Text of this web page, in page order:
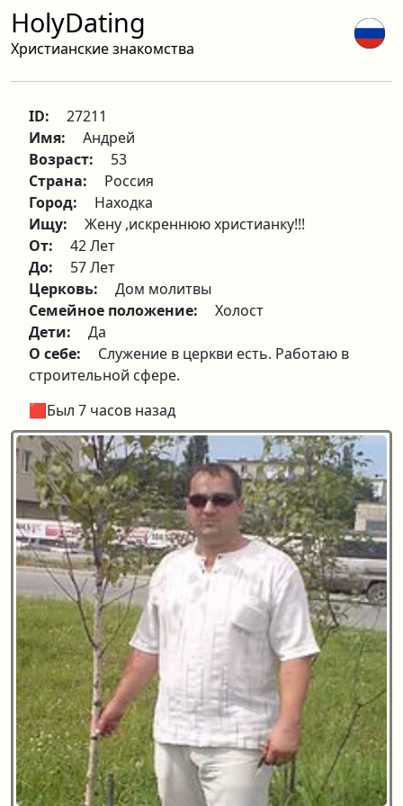
HolyDating
Христианские знакомства
ID:
27211
Имя:
Андрей
Возраст:
53
Страна:
Россия
Город:
Находка
Ищу:
Жену ,искреннюю христианку!!!
От:
42 Лет
До:
57 Лет
Церковь:
Дом молитвы
Семейное положение:
Холост
Дети:
Да
О себе:
Служение в церкви есть. Работаю в
строительной сфере.
🟥Был 7 часов назад